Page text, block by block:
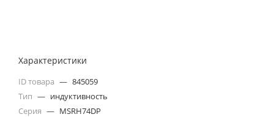
Характеристики
ID товара — 845059
Тип — индуктивность
Серия — MSRH74DP